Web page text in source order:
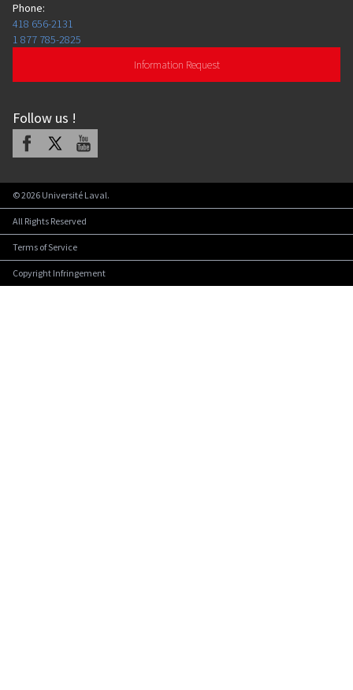
Phone:
418 656-2131
1 877 785-2825
Information Request
Follow us !
Facebook Youtube
©2026 Université Laval.
All Rights Reserved
Terms of Service
Copyright Infringement